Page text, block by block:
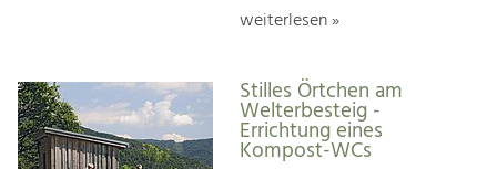
weiterlesen »
Stilles Örtchen am
Welterbesteig -
Errichtung eines
Kompost-WCs